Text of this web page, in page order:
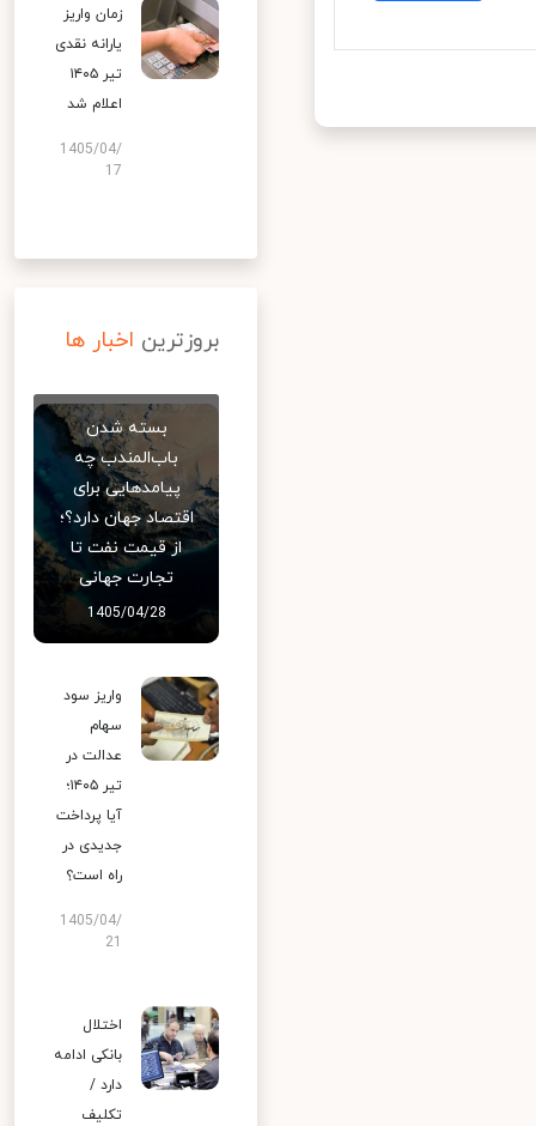
زمان واریز
یارانه نقدی
تیر ۱۴۰۵
اعلام شد
1405/04/
17
بروزترین اخبار ها
بسته شدن
باب‌المندب چه
پیامدهایی برای
اقتصاد جهان دارد؟؛
از قیمت نفت تا
تجارت جهانی
1405/04/28
واریز سود
سهام
عدالت در
تیر ۱۴۰۵؛
آیا پرداخت
جدیدی در
راه است؟
1405/04/
اختلال
بانکی ادامه
دارد /
تکلیف